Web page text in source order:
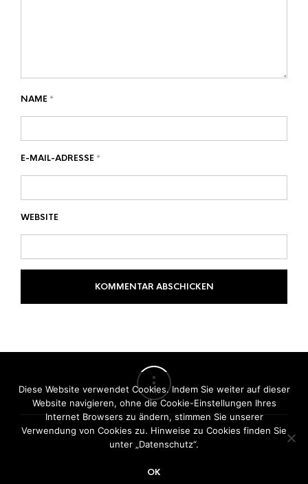
NAME*
E-MAIL-ADRESSE*
WEBSITE
Zeppelin Mode
Diese Website verwendet Cookies. Indem Sie weiter auf dieser
Website navigieren, ohne die Cookie-Einstellungen Ihres
Internet Browsers zu ändern, stimmen Sie unserer
Verwendung von Cookies zu. Hinweise zu Cookies finden Sie
unter „Datenschutz“.
OK